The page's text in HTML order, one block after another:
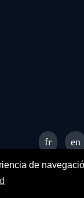
de
fr en
© 2026